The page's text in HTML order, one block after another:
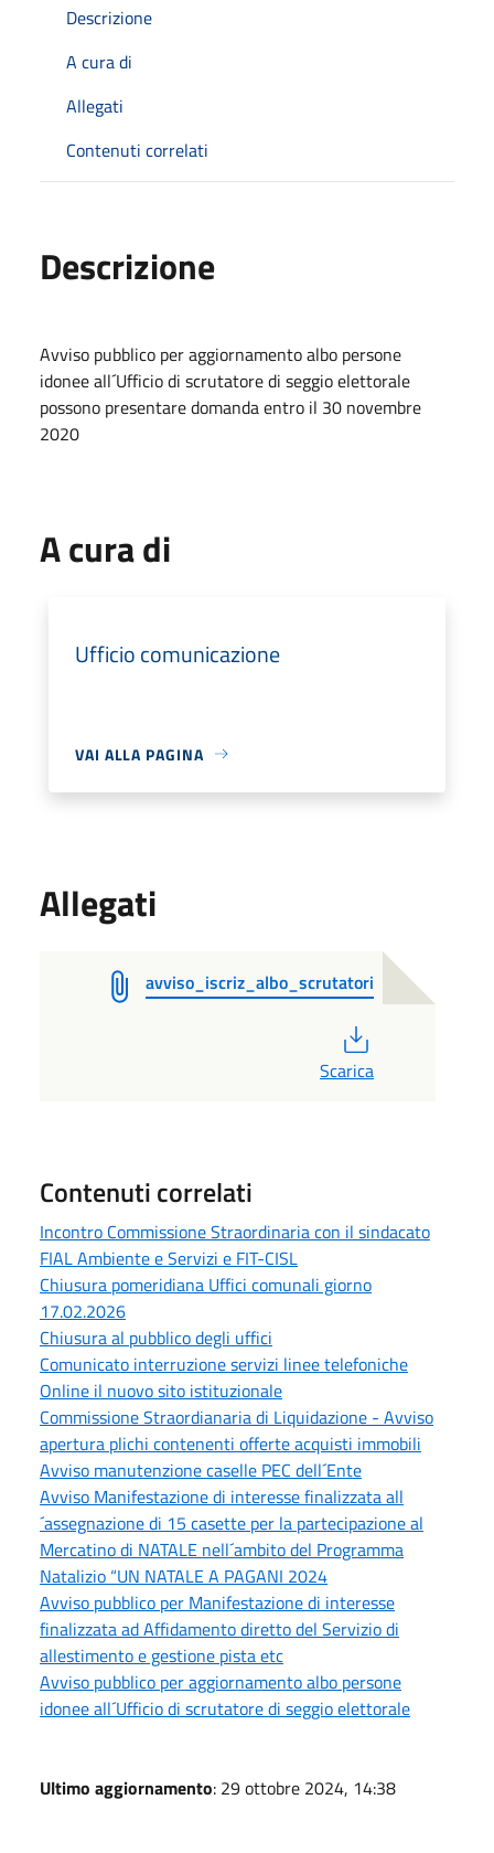
Descrizione
A cura di
Allegati
Contenuti correlati
Descrizione
Avviso pubblico per aggiornamento albo persone
idonee all´Ufficio di scrutatore di seggio elettorale
possono presentare domanda entro il 30 novembre
2020
A cura di
Ufficio comunicazione
VAI ALLA PAGINA
Allegati
avviso_iscriz_albo_scrutatori
Scarica
Contenuti correlati
Incontro Commissione Straordinaria con il sindacato
FIAL Ambiente e Servizi e FIT-CISL
Chiusura pomeridiana Uffici comunali giorno
17.02.2026
Chiusura al pubblico degli uffici
Comunicato interruzione servizi linee telefoniche
Online il nuovo sito istituzionale
Commissione Straordianaria di Liquidazione - Avviso
apertura plichi contenenti offerte acquisti immobili
Avviso manutenzione caselle PEC dell´Ente
Avviso Manifestazione di interesse finalizzata all
´assegnazione di 15 casette per la partecipazione al
Mercatino di NATALE nell´ambito del Programma
Natalizio “UN NATALE A PAGANI 2024
Avviso pubblico per Manifestazione di interesse
finalizzata ad Affidamento diretto del Servizio di
allestimento e gestione pista etc
Avviso pubblico per aggiornamento albo persone
idonee all´Ufficio di scrutatore di seggio elettorale
Ultimo aggiornamento: 29 ottobre 2024, 14:38